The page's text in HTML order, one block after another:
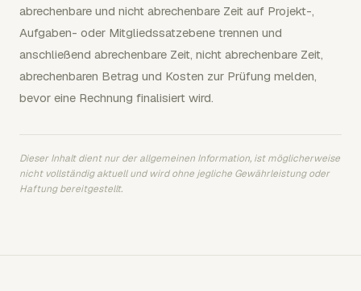
abrechenbare und nicht abrechenbare Zeit auf Projekt-,
Aufgaben- oder Mitgliedssatzebene trennen und
anschließend abrechenbare Zeit, nicht abrechenbare Zeit,
abrechenbaren Betrag und Kosten zur Prüfung melden,
bevor eine Rechnung finalisiert wird.
Dieser Inhalt dient nur der allgemeinen Information, ist möglicherweise
nicht vollständig aktuell und wird ohne jegliche Gewährleistung oder
Haftung bereitgestellt.